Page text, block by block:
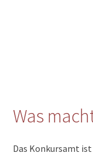
Was
Das Konkursamt